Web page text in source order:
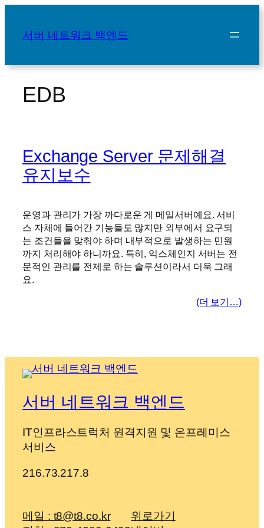
바
서버 네트워크 백엔드
EDB
Exchange Server 문제해결
유지보수
운영과 관리가 가장 까다로운 게 메일서버예요. 서비
스 자체에 들어간 기능들도 많지만 외부에서 요구되
는 조건들을 맞춰야 하며 내부적으로 발생하는 민원
까지 처리해야 하니까요. 특히, 익스체인지 서버는 전
문적인 관리를 전제로 하는 솔루션이라서 더욱 그래
요.
(더 보기…)
서버 네트워크 백엔드
IT인프라스트럭처 원격지원 및 온프레미스
서비스
216.73.217.8
메일 : t8@t8.co.kr
위로가기